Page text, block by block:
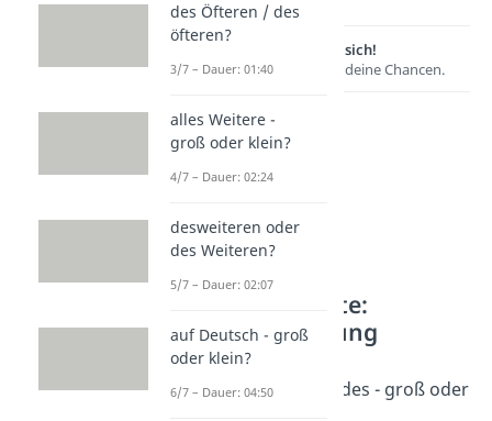
Lernen lohnt sich!
Entdecke hier deine Chancen.
Weitere Inhalte:
Rechtschreibung
Überleitungen
Folgendes / folgendes - groß oder
des Öfteren / des
öfteren?
3/7 – Dauer: 01:40
alles Weitere -
groß oder klein?
4/7 – Dauer: 02:24
desweiteren oder
des Weiteren?
5/7 – Dauer: 02:07
auf Deutsch - groß
oder klein?
6/7 – Dauer: 04:50